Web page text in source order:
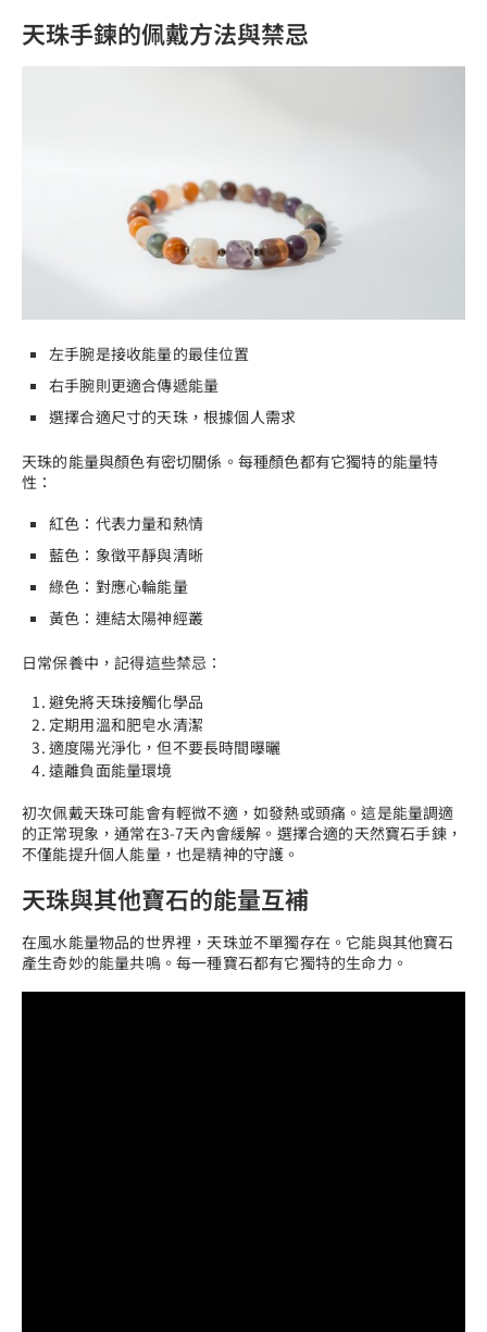
天珠手鍊的佩戴方法與禁忌
左手腕是接收能量的最佳位置
右手腕則更適合傳遞能量
選擇合適尺寸的天珠，根據個人需求
天珠的能量與顏色有密切關係。每種顏色都有它獨特的能量特
性：
紅色：代表力量和熱情
藍色：象徵平靜與清晰
綠色：對應心輪能量
黃色：連結太陽神經叢
日常保養中，記得這些禁忌：
避免將天珠接觸化學品
定期用溫和肥皂水清潔
適度陽光淨化，但不要長時間曝曬
遠離負面能量環境
初次佩戴天珠可能會有輕微不適，如發熱或頭痛。這是能量調適
的正常現象，通常在3-7天內會緩解。選擇合適的天然寶石手鍊，
不僅能提升個人能量，也是精神的守護。
天珠與其他寶石的能量互補
在風水能量物品的世界裡，天珠並不單獨存在。它能與其他寶石
產生奇妙的能量共鳴。每一種寶石都有它獨特的生命力。